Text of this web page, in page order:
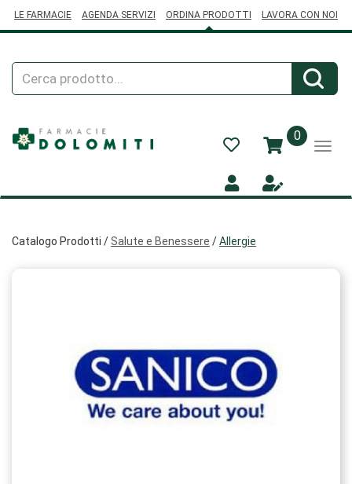
LE FARMACIE AGENDA SERVIZI ORDINA PRODOTTI LAVORA CON NOI
Cerca
Prodotto
0prodotti
inseriti
Catalogo Prodotti / Salute e Benessere /Allergie